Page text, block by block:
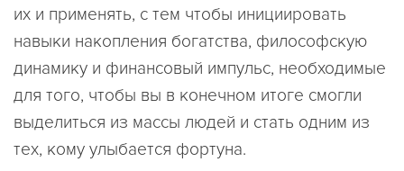
их и применять, с тем чтобы инициировать
навыки накопления богатства, философскую
динамику и финансовый импульс, необходимые
для того, чтобы вы в конечном итоге смогли
выделиться из массы людей и стать одним из
тех, кому улыбается фортуна.